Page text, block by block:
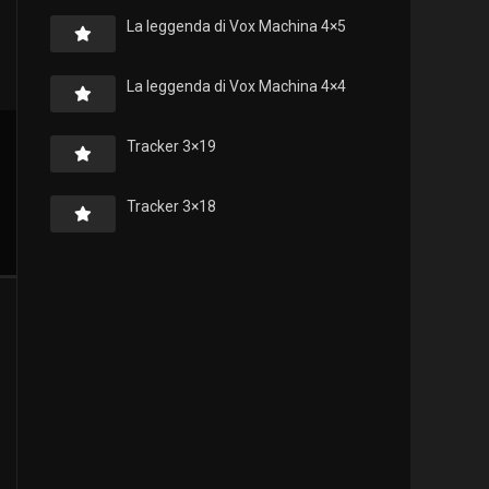
La leggenda di Vox Machina 4×5
La leggenda di Vox Machina 4×4
Tracker 3×19
Tracker 3×18